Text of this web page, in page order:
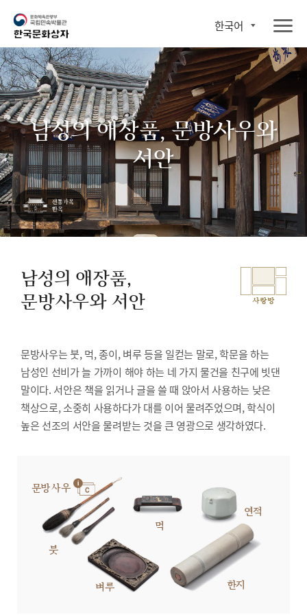
한국어
남성의 애장품, 문방사우와
서안
남성의 애장품,
문방사우와 서안
사랑방
문방사우는 붓, 먹, 종이, 벼루 등을 일컫는 말로, 학문을 하는
남성인 선비가 늘 가까이 해야 하는 네 가지 물건을 친구에 빗댄
말이다. 서안은 책을 읽거나 글을 쓸 때 앉아서 사용하는 낮은
책상으로, 소중히 사용하다가 대를 이어 물려주었으며, 학식이
높은 선조의 서안을 물려받는 것을 큰 영광으로 생각하였다.
문방사우
붓
먹
연적
벼루 한지